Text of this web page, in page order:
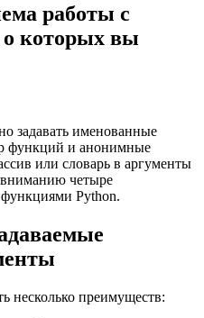
работы с
которых вы
задавать именованные
функций и анонимные
или словарь в аргументы
четыре
Python.
несколько преимуществ: